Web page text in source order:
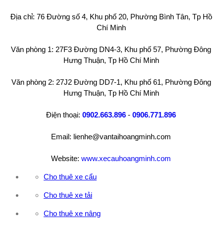
Địa chỉ: 76 Đường số 4, Khu phố 20, Phường Bình Tân, Tp Hồ
Chí Minh
Văn phòng 1: 27F3 Đường DN4-3, Khu phố 57, Phường Đông
Hưng Thuận, Tp Hồ Chí Minh
Văn phòng 2: 27J2 Đường DD7-1, Khu phố 61, Phường Đông
Hưng Thuận, Tp Hồ Chí Minh
Điện thoại: 0902.663.896 - 0906.771.896
Email: lienhe@vantaihoangminh.com
Website: www.xecauhoangminh.com
Cho thuê xe cẩu
Cho thuê xe tải
Cho thuê xe nâng